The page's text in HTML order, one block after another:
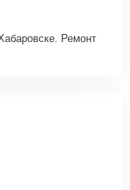
Ремонт